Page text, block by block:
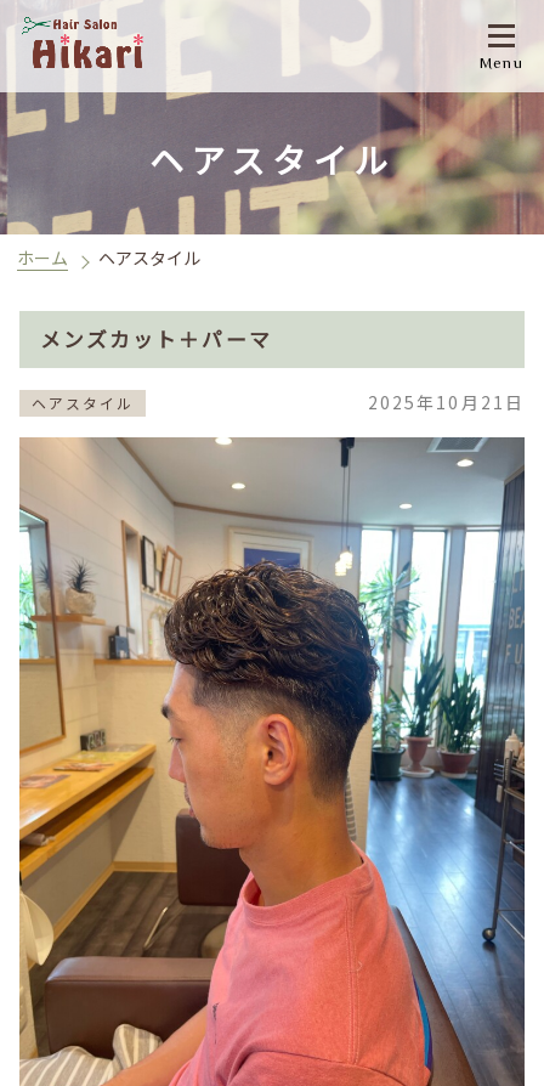
Menu
ヘアスタイル
ホーム ヘアスタイル
メンズカット＋パーマ
ヘアスタイル 2025年10月21日